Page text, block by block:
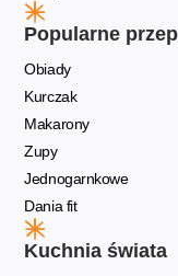
Popularne
Obiady
Kurczak
Makarony
Zupy
Jednogarnkowe
Dania fit
Kuchnia świata